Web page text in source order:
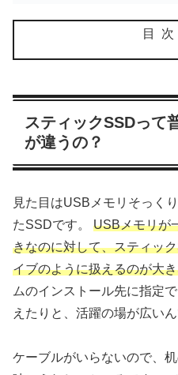
目次
スティックSSDって
が違うの？
見た目はUSBメモリそっく
たSSDです。 USBメモリが
きなのに対して、スティッ
イブのように扱えるのが大
ムのインストール先に指定
えたりと、活躍の場が広いん
ケーブルがいらないので、